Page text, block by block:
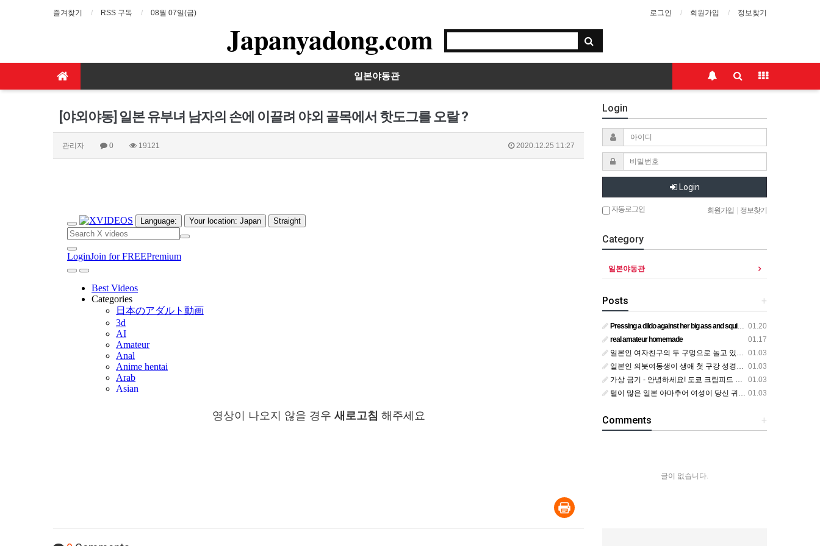
즐겨찾기 RSS 구독 08월 07일(금) 로그인 회원가입 정보찾기
Japanyadong.com
일본야동관
[야외야동] 일본 유부녀 남자의 손에 이끌려 야외 골목에서 핫도그를 오랄 ?
관리자 0 19121 2020.12.25 11:27
영상이 나오지 않을 경우 새로고침 해주세요
Login
Login
자동로그인 회원가입 정보찾기
Category
일본야동관
+
Posts
01.20
Pressing a dildo against her big ass and squirting from below
01.17
real amateur homemade
01.03
일본인 여자친구의 두 구멍으로 놀고 있어요
01.03
일본인 의붓여동생이 생애 첫 구강 성경험을 공개하다
01.03
가상 금기 - 안녕하세요! 도쿄 크림피드 시엘에서
01.03
털이 많은 일본 아마추어 여성이 당신 귀에 대고 신음하며 자위합니다. 그녀가 오르가즘에 도달하는 모습을 보세요?
+
Comments
글이 없습니다.